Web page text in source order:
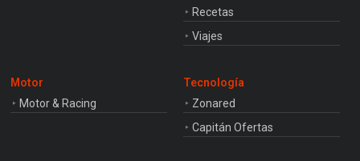
Recetas
Viajes
Motor
Motor & Racing
Tecnología
Zonared
Capitán Ofertas